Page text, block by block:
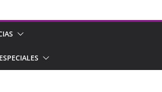
ESPECIALES